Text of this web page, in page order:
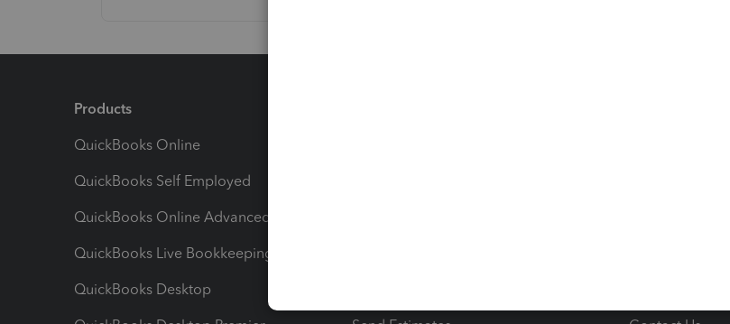
Products
QuickBooks Online
QuickBooks Self Employed
QuickBooks Online Advanced
QuickBooks Live Bookkeeping
QuickBooks Desktop